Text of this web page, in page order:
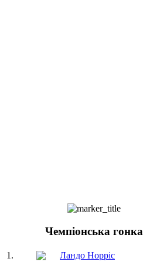
Чемпіонська гонка
1. Ландо Норріс